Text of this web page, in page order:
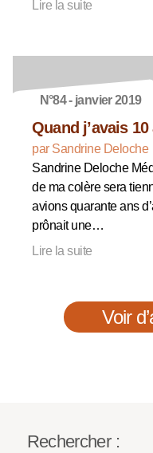
Lire la suite
N°84 - janvier 2019
Quand j’avais 10
par Sandrine Deloche
Sandrine Deloche
de ma colère sera
avions quarante ans
prônait une…
Lire la suite
Voir
Rechercher :